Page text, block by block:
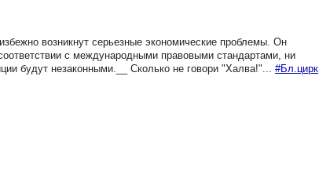
возникнут серьезные экономические проблемы. Он
с международными правовыми стандартами, ни
будут незаконными.__ Сколько не говори "Халва!"... #Бл.цирк